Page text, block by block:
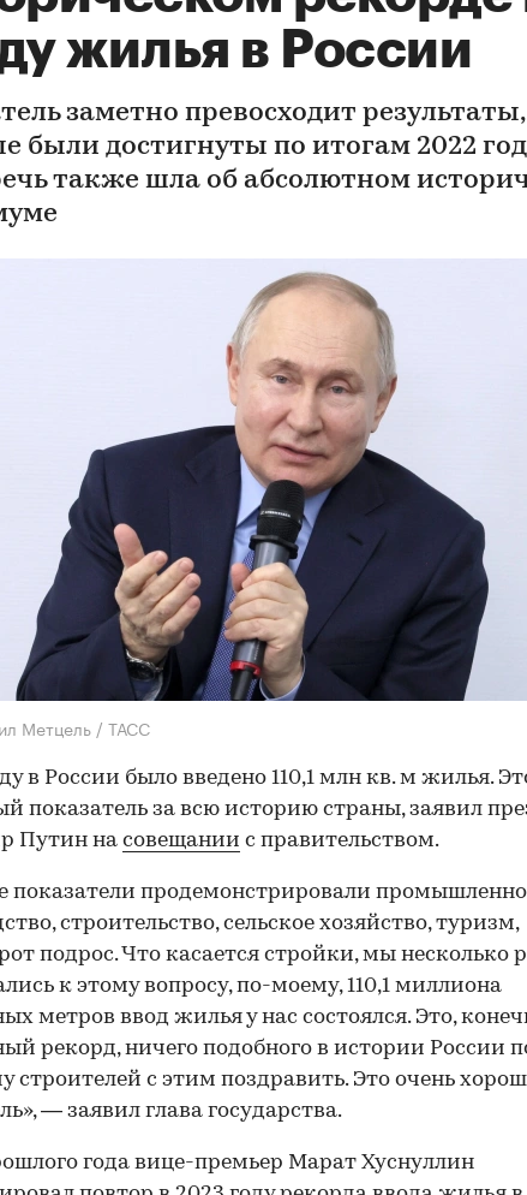
жилья в России
заметно превосходит результаты,
были достигнуты по итогам 2022
также шла об абсолютном
Метцель / ТАСС
в России было введено 110,1 млн кв. м жилья.
показатель за всю историю страны, заявил
Путин на совещании с правительством.
показатели продемонстрировали
строительство, сельское хозяйство, туризм,
подрос. Что касается стройки, мы несколько
к этому вопросу, по-моему, 110,1 миллиона
метров ввод жилья у нас состоялся. Это,
рекорд, ничего подобного в истории России
строителей с этим поздравить. Это очень
— заявил глава государства.
года вице-премьер Марат Хуснуллин